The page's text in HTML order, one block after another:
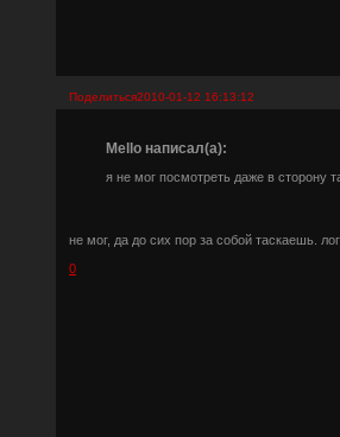
Поделиться2010-01-12 16:13:12
Mello написал(а):
я не мог посмотреть даже в сторону
не мог, да до сих пор за собой таскаешь.
0